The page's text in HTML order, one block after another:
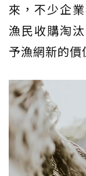
來，不少企
漁民收購淘
予漁網新的價